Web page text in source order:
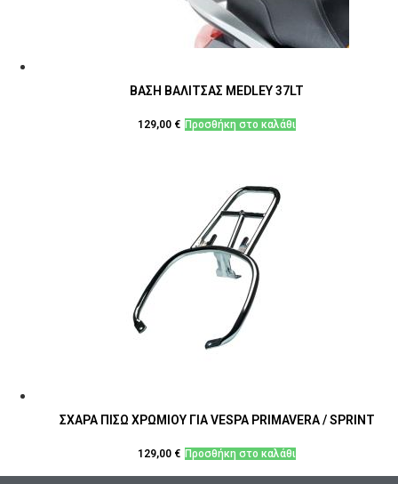
ΒΑΣΗ ΒΑΛΙΤΣΑΣ MEDLEY 37LT
129,00 € Προσθήκη στο καλάθι
ΣΧΑΡΑ ΠΙΣΩ ΧΡΩΜΙΟΥ ΓΙΑ VESPA PRIMAVERA / SPRINT
129,00 € Προσθήκη στο καλάθι